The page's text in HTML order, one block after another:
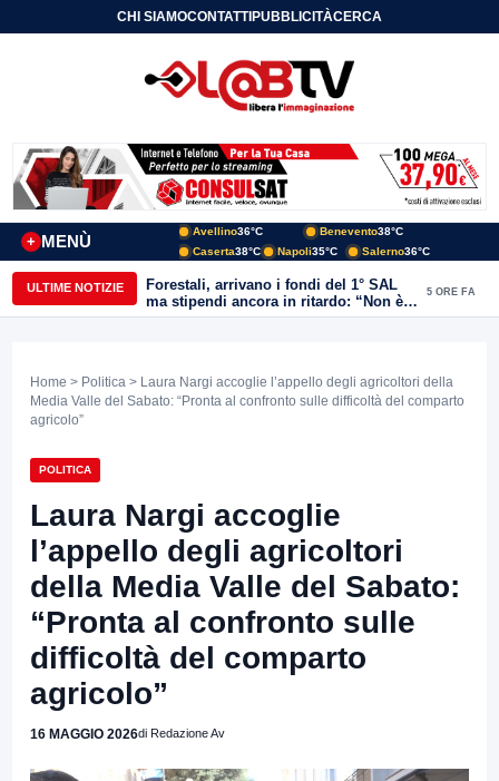
CHI SIAMOCONTATTIPUBBLICITÀCERCA
MENÙ
+
Avellino36°C Benevento38°C
Caserta38°C Napoli35°C Salerno36°C
ULTIME NOTIZIE
Forestali, arrivano i fondi del 1° SAL
ma stipendi ancora in ritardo: “Non è
più sostenibile”
5 ORE FA
Home > Politica > Laura Nargi accoglie l’appello degli agricoltori della
Media Valle del Sabato: “Pronta al confronto sulle difficoltà del comparto
agricolo”
POLITICA
Laura Nargi accoglie
l’appello degli agricoltori
della Media Valle del Sabato:
“Pronta al confronto sulle
difficoltà del comparto
agricolo”
16 MAGGIO 2026di Redazione Av